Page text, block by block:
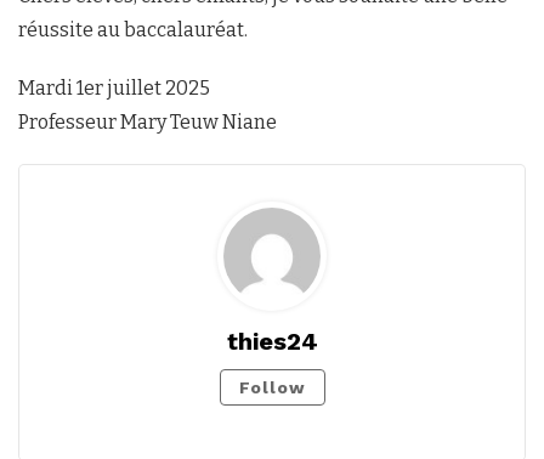
réussite au baccalauréat.
Mardi 1er juillet 2025
Professeur Mary Teuw Niane
thies24
Follow